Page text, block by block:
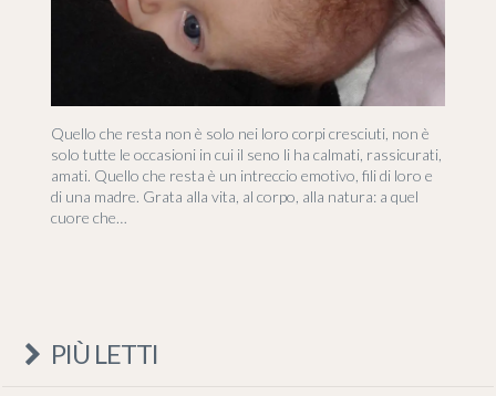
Quello che resta non è solo nei loro corpi cresciuti, non è
solo tutte le occasioni in cui il seno li ha calmati, rassicurati,
amati. Quello che resta è un intreccio emotivo, fili di loro e
di una madre. Grata alla vita, al corpo, alla natura: a quel
cuore che…
PIÙ LETTI